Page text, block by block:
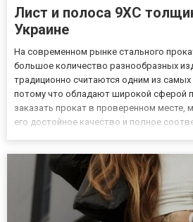
Лист и полоса 9ХС
Украине
На современном рынке стального
большое количество разнообразных
традиционно считаются одним из
потому что обладают широкой сферой
заказать прокат в проверенном месте,
его достойное качество и полное
выб...